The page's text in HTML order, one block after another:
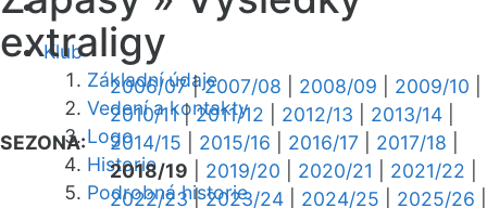
Klub
Základní údaje
Vedení a kontakty
Logo
Historie
Podrobná historie
extraligy
SEZONA:
2006/07|2007/08 2008/09 2009/10
2010/11|2011/12 2012/13 2013/14
2014/15
2015/16 2016/17 2017/18
2018/19
2019/20 2020/21 2021/22
2022/23|2023/24 2024/25 2025/26